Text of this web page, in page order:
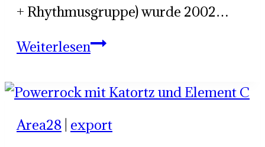
+ Rhythmusgruppe) wurde 2002…
WeiterlesenDie
Big
Area28 | export